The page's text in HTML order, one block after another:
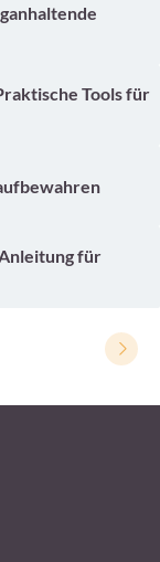
Tools für
für